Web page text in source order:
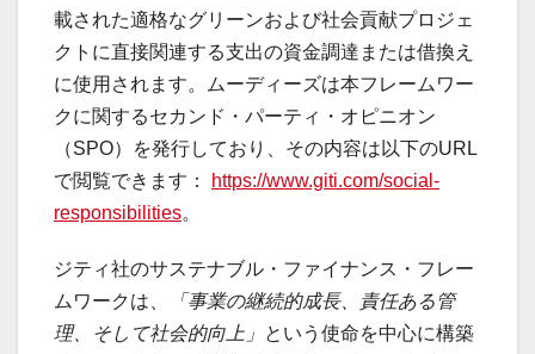
載された適格なグリーンおよび社会貢献プロジェ
クトに直接関連する支出の資金調達または借換え
に使用されます。ムーディーズは本フレームワー
クに関するセカンド・パーティ・オピニオン
（SPO）を発行しており、その内容は以下のURL
で閲覧できます：
https://www.giti.com/social-
responsibilities。
ジティ社のサステナブル・ファイナンス・フレー
ムワークは、
「事業の継続的成長、責任ある管
理、そして社会的向上」 という使命を中心に構築